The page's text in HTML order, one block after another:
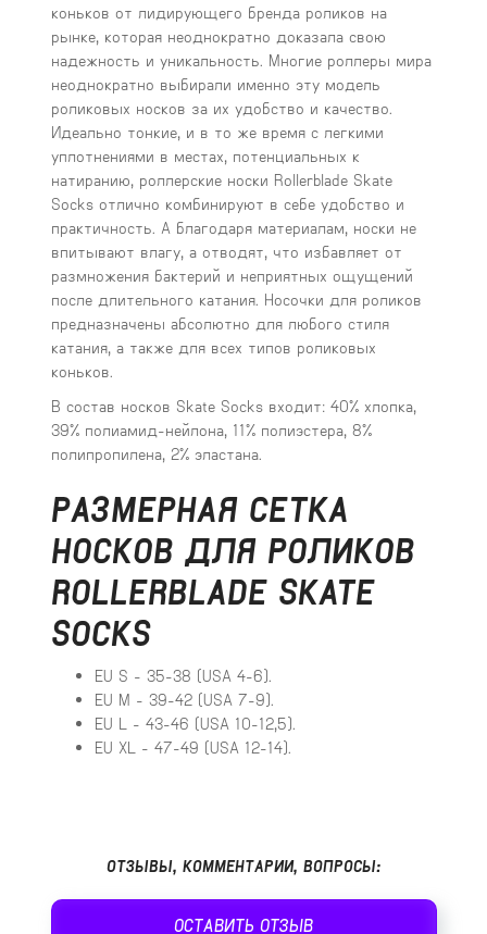
коньков от лидирующего бренда роликов на
рынке, которая неоднократно доказала свою
надежность и уникальность. Многие роллеры мира
неоднократно выбирали именно эту модель
роликовых носков за их удобство и качество.
Идеально тонкие, и в то же время с легкими
уплотнениями в местах, потенциальных к
натиранию, роллерские носки Rollerblade Skate
Socks отлично комбинируют в себе удобство и
практичность. А благодаря материалам, носки не
впитывают влагу, а отводят, что избавляет от
размножения бактерий и неприятных ощущений
после длительного катания. Носочки для роликов
предназначены абсолютно для любого стиля
катания, а также для всех типов роликовых
коньков.
В состав носков Skate Socks входит: 40% хлопка,
39% полиамид-нейлона, 11% полиэстера, 8%
полипропилена, 2% эластана.
РАЗМЕРНАЯ СЕТКА
НОСКОВ ДЛЯ РОЛИКОВ
ROLLERBLADE SKATE
SOCKS
EU S - 35-38 (USA 4-6).
EU M - 39-42 (USA 7-9).
EU L - 43-46 (USA 10-12,5).
EU XL - 47-49 (USA 12-14).
ОТЗЫВЫ, КОММЕНТАРИИ, ВОПРОСЫ:
ОСТАВИТЬ ОТЗЫВ